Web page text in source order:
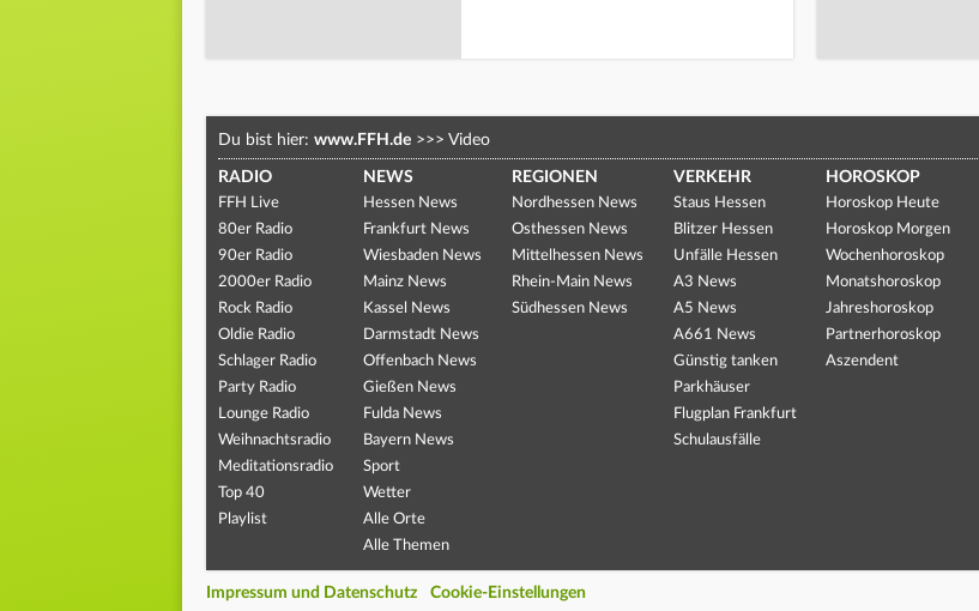
Du bist hier: www.FFH.de >>> Video
RADIO
FFH Live
80er Radio
90er Radio
2000er Radio
Rock Radio
Oldie Radio
Schlager Radio
Party Radio
Lounge Radio
Weihnachtsradio
Meditationsradio
Top 40
Playlist
NEWS
Hessen News
Frankfurt News
Wiesbaden News
Mainz News
Kassel News
Darmstadt News
Offenbach News
Gießen News
Fulda News
Bayern News
Sport
Wetter
Alle Orte
Alle Themen
REGIONEN
Nordhessen News
Osthessen News
Mittelhessen News
Rhein-Main News
Südhessen News
VERKEHR
Staus Hessen
Blitzer Hessen
Unfälle Hessen
A3 News
A5 News
A661 News
Günstig tanken
Parkhäuser
Flugplan Frankfurt
Schulausfälle
HOROSKOP
Horoskop Heute
Horoskop Morgen
Wochenhoroskop
Monatshoroskop
Jahreshoroskop
Partnerhoroskop
Aszendent
Impressum und Datenschutz Cookie-Einstellungen